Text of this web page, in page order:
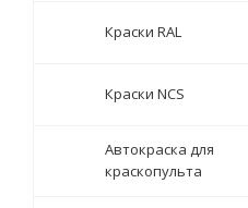
Краски RAL
Краски NCS
Автокраска для
краскопульта